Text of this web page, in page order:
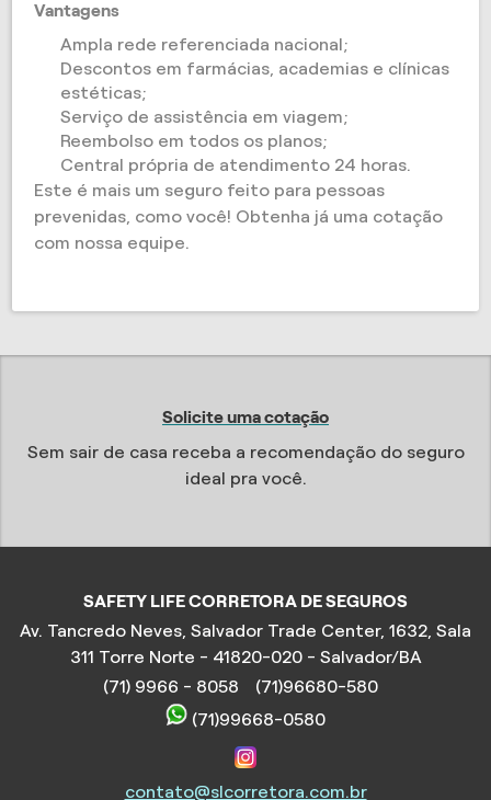
Vantagens
Ampla rede referenciada nacional;
Descontos em farmácias, academias e clínicas
estéticas;
Serviço de assistência em viagem;
Reembolso em todos os planos;
Central própria de atendimento 24 horas.
Este é mais um seguro feito para pessoas
prevenidas, como você! Obtenha já uma cotação
com nossa equipe.
Solicite uma cotação
Sem sair de casa receba a recomendação do seguro
ideal pra você.
SAFETY LIFE CORRETORA DE SEGUROS
Av. Tancredo Neves, Salvador Trade Center, 1632, Sala
311 Torre Norte - 41820-020 - Salvador/BA
(71) 9966 - 8058
(71)96680-580
(71)99668-0580
contato@slcorretora.com.br